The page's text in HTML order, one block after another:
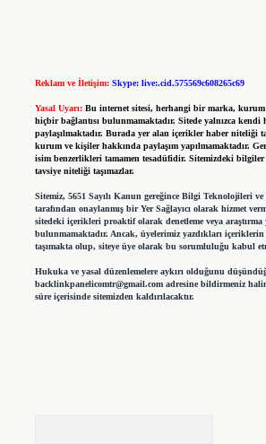
Reklam ve İletişim: Skype: live:.cid.575569c608265c69
Yasal Uyarı: Bu internet sitesi, herhangi bir marka, kurum
hiçbir bağlantısı bulunmamaktadır. Sitede yalnızca kendi
paylaşılmaktadır. Burada yer alan içerikler haber niteliği
kurum ve kişiler hakkında paylaşım yapılmamaktadır.
isim benzerlikleri tamamen tesadüfidir. Sitemizdeki
tavsiye niteliği taşımazlar.
Sitemiz, 5651 Sayılı Kanun gereğince Bilgi Teknolojileri
tarafından onaylanmış bir Yer Sağlayıcı olarak hizmet
sitedeki içerikleri proaktif olarak denetleme veya
bulunmamaktadır. Ancak, üyelerimiz yazdıkları
taşımakta olup, siteye üye olarak bu sorumluluğu kabul
Hukuka ve yasal düzenlemelere aykırı olduğunu
backlinkpanelicomtr@gmail.comadresine bildirmeniz
süre içerisinde sitemizden kaldırılacaktır.